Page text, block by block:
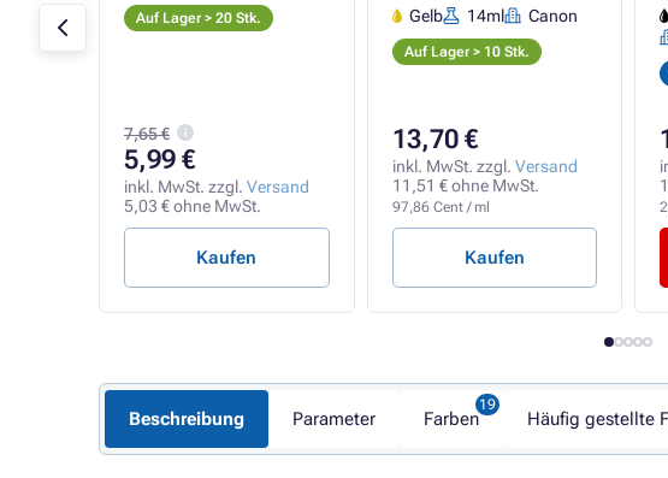
Auf Lager > 20 Stk.
7,65 €
5,99 €
inkl. MwSt. zzgl. Versand
5,03 € ohne MwSt.
Kaufen
Gelb 14ml Canon
Auf Lager > 10 Stk.
13,70 €
inkl. MwSt. zzgl. Versand
11,51 € ohne MwSt.
97,86 Cent / ml
Kaufen
Beschreibung Parameter Farben Häufig gestellte